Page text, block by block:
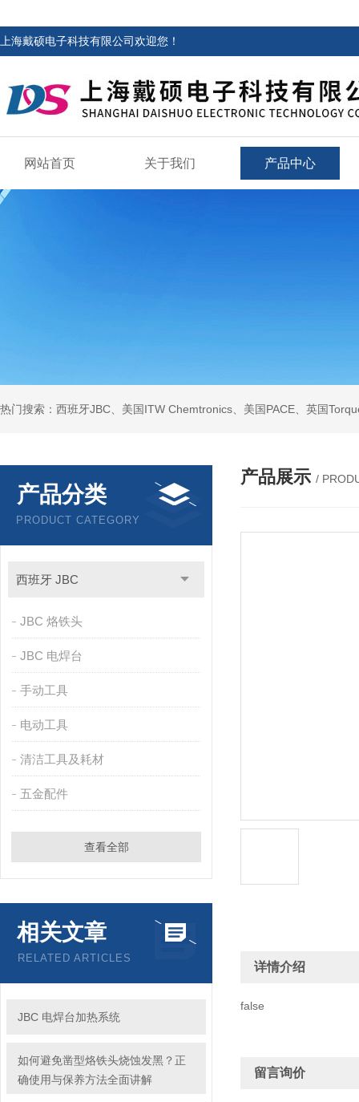
上海戴硕电子科技有限公司欢迎您！
网站首页 关于我们 产品中心
产品分类
PRODUCT CATEGORY
西班牙 JBC
JBC 烙铁头
JBC 电焊台
手动工具
电动工具
清洁工具及耗材
五金配件
查看全部
相关文章
RELATED ARTICLES
JBC 电焊台加热系统
如何避免凿型烙铁头烧蚀发黑？正
确使用与保养方法全面讲解
产品展示 /
详情介绍
false
留言询价